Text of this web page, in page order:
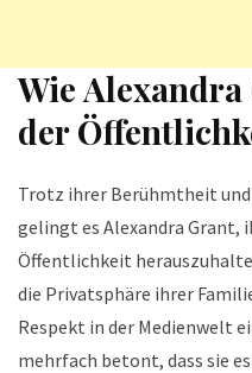
Wie
der
Trotz ihrer Berühmtheit und
gelingt es Alexandra Grant,
Öffentlichkeit
die Privatsphäre ihrer
Respekt in der Medienwelt
mehrfach betont, dass sie